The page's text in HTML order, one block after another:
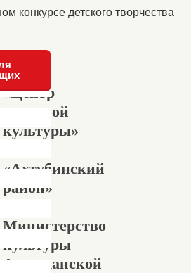
конкурсе детского творчества
«Центр
народной
культуры»
«Ахтубинский
район»
Министерство
культуры
Астраханской